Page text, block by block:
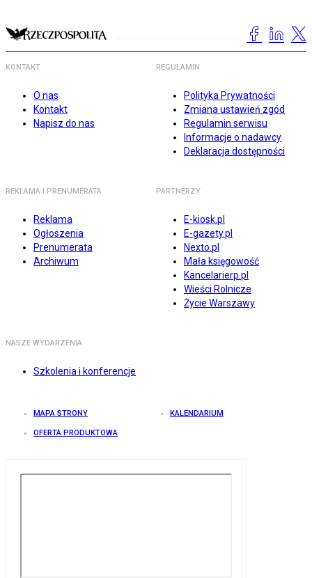
KONTAKT
O nas
Kontakt
Napisz do nas
REGULAMIN
Polityka Prywatności
Zmiana ustawień zgód
Regulamin serwisu
Informacje o nadawcy
Deklaracja dostępności
REKLAMA I PRENUMERATA
Reklama
Ogłoszenia
Prenumerata
Archiwum
PARTNERZY
E-kiosk.pl
E-gazety.pl
Nexto.pl
Mała księgowość
Kancelarierp.pl
Wieści Rolnicze
Życie Warszawy
NASZE WYDARZENIA
Szkolenia i konferencje
MAPA STRONY KALENDARIUM
OFERTA PRODUKTOWA